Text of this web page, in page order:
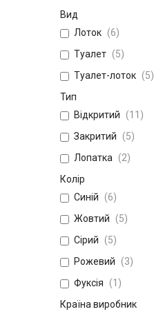
Вид
Лоток
6
Туалет
5
Туалет-лоток
5
Тип
Відкритий
11
Закритий
5
Лопатка
2
Колір
Синій
6
Жовтий
5
Сірий
5
Рожевий
3
Фуксія
1
Країна виробник